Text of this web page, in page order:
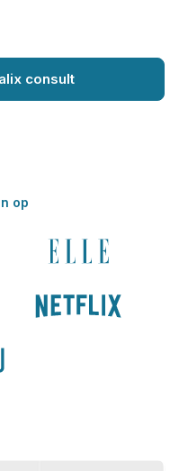
consult
op